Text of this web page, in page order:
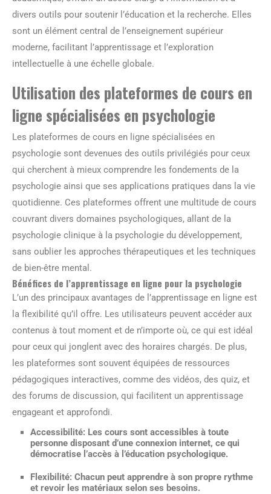
divers outils pour soutenir l’éducation et la recherche. Elles
sont un élément central de l’enseignement supérieur
moderne, facilitant l’apprentissage et l’exploration
intellectuelle à une échelle globale.
Utilisation des plateformes de cours en
ligne spécialisées en psychologie
Les plateformes de cours en ligne spécialisées en
psychologie sont devenues des outils privilégiés pour ceux
qui cherchent à mieux comprendre les fondements de la
psychologie ainsi que ses applications pratiques dans la vie
quotidienne. Ces plateformes offrent une multitude de cours
couvrant divers domaines psychologiques, allant de la
psychologie clinique à la psychologie du développement,
sans oublier les approches thérapeutiques et les techniques
de bien-être mental.
Bénéfices de l’apprentissage en ligne pour la psychologie
L’un des principaux avantages de l’apprentissage en ligne est
la flexibilité qu’il offre. Les utilisateurs peuvent accéder aux
contenus à tout moment et de n’importe où, ce qui est idéal
pour ceux qui jonglent avec des horaires chargés. De plus,
les plateformes sont souvent équipées de ressources
pédagogiques interactives, comme des vidéos, des quiz, et
des forums de discussion, qui facilitent un apprentissage
engageant et approfondi.
Accessibilité: Les cours sont accessibles à toute
personne disposant d’une connexion internet, ce qui
démocratise l’accès à l’éducation psychologique.
Flexibilité: Chacun peut apprendre à son propre rythme
et revoir les matériaux selon ses besoins.